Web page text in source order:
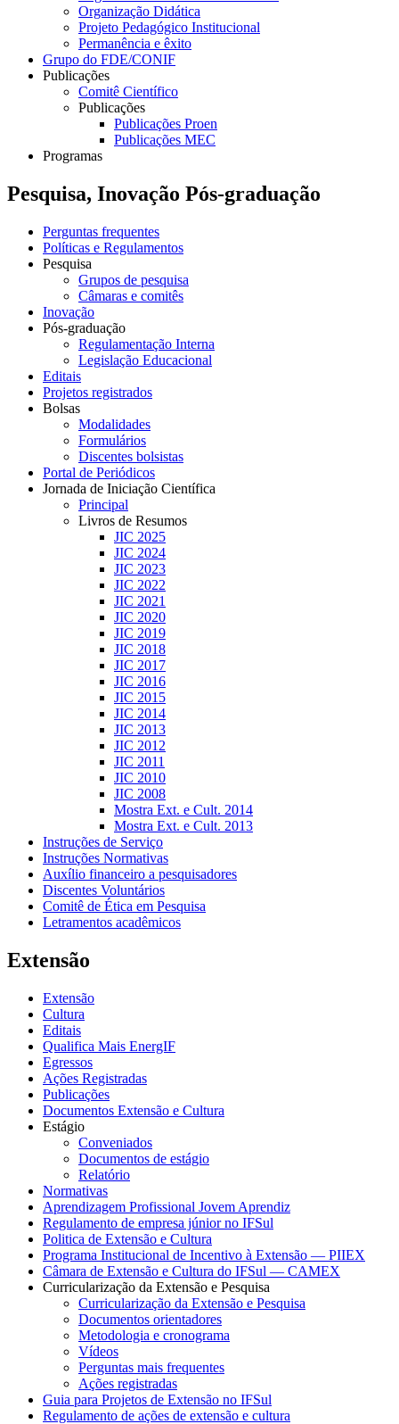
Organização Didática
Projeto Pedagógico Institucional
Permanência e êxito
Grupo do FDE/CONIF
Publicações
Comitê Científico
Publicações
Publicações Proen
Publicações MEC
Programas
Pesquisa, Inovação Pós-graduação
Perguntas frequentes
Políticas e Regulamentos
Pesquisa
Grupos de pesquisa
Câmaras e comitês
Inovação
Pós-graduação
Regulamentação Interna
Legislação Educacional
Editais
Projetos registrados
Bolsas
Modalidades
Formulários
Discentes bolsistas
Portal de Periódicos
Jornada de Iniciação Científica
Principal
Livros de Resumos
JIC 2025
JIC 2024
JIC 2023
JIC 2022
JIC 2021
JIC 2020
JIC 2019
JIC 2018
JIC 2017
JIC 2016
JIC 2015
JIC 2014
JIC 2013
JIC 2012
JIC 2011
JIC 2010
JIC 2008
Mostra Ext. e Cult. 2014
Mostra Ext. e Cult. 2013
Instruções de Serviço
Instruções Normativas
Auxílio financeiro a pesquisadores
Discentes Voluntários
Comitê de Ética em Pesquisa
Letramentos acadêmicos
Extensão
Extensão
Cultura
Editais
Qualifica Mais EnergIF
Egressos
Ações Registradas
Publicações
Documentos Extensão e Cultura
Estágio
Conveniados
Documentos de estágio
Relatório
Normativas
Aprendizagem Profissional Jovem Aprendiz
Regulamento de empresa júnior no IFSul
Politica de Extensão e Cultura
Programa Institucional de Incentivo à Extensão — PIIEX
Câmara de Extensão e Cultura do IFSul — CAMEX
Curricularização da Extensão e Pesquisa
Curricularização da Extensão e Pesquisa
Documentos orientadores
Metodologia e cronograma
Vídeos
Perguntas mais frequentes
Ações registradas
Guia para Projetos de Extensão no IFSul
Regulamento de ações de extensão e cultura